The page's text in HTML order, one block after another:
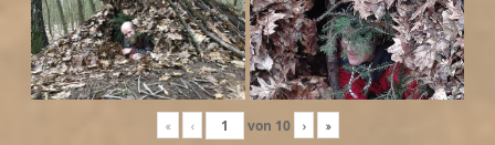
« ‹ von 10 › »